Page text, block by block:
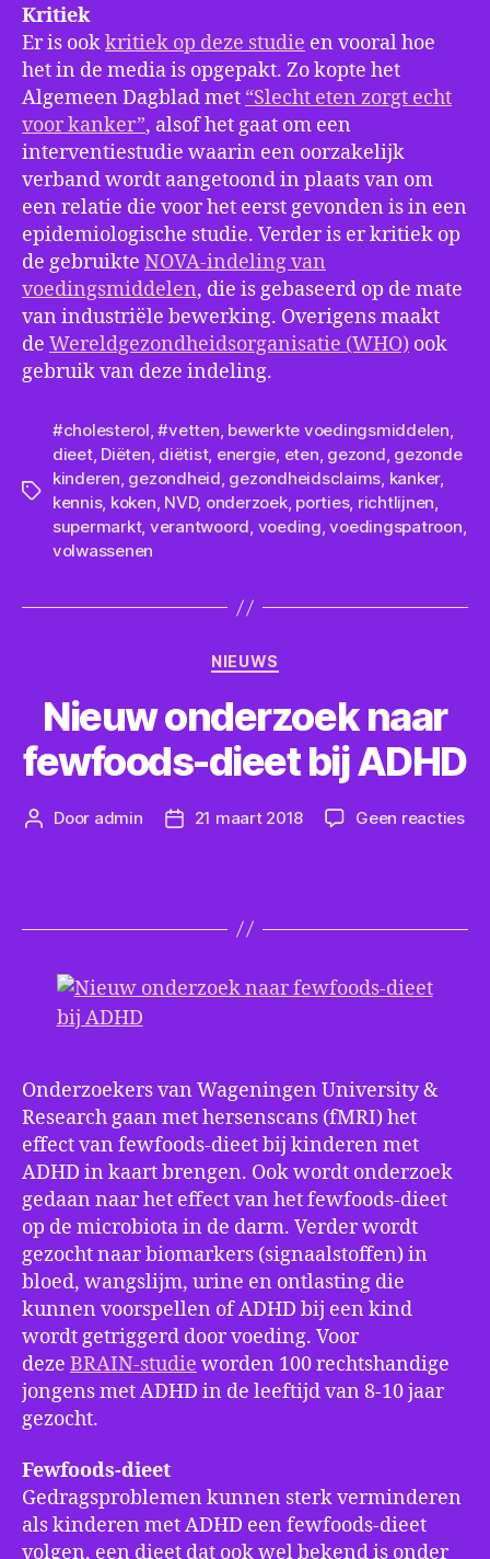
Kritiek
Er is ookkritiek op deze studie en vooral hoe
het in de media is opgepakt. Zo kopte het
Algemeen Dagblad met “Slecht eten zorgt echt
voor kanker”, alsof het gaat om een
interventiestudie waarin een oorzakelijk
verband wordt aangetoond in plaats van om
een relatie die voor het eerst gevonden is in een
epidemiologische studie. Verder is er kritiek op
de gebruikte NOVA-indeling van
voedingsmiddelen, die is gebaseerd op de mate
van industriële bewerking. Overigens maakt
de Wereldgezondheidsorganisatie (WHO) ook
gebruik van deze indeling.
Tags
#cholesterol,#vetten, bewerkte voedingsmiddelen,
dieet, Diëten, diëtist, energie, eten, gezond, gezonde
kinderen, gezondheid, gezondheidsclaims, kanker,
kennis, koken, NVD, onderzoek, porties, richtlijnen,
supermarkt, verantwoord, voeding,voedingspatroon,
volwassenen
Categorieën
NIEUWS
Nieuw onderzoek naar
fewfoods-dieet bij ADHD
Berichtauteur
Door admin Berichtdatum
21 maart 2018 Geen reactiesop
Onderzoekers van Wageningen University &
Research gaan met hersenscans (fMRI) het
effect van fewfoods-dieet bij kinderen met
ADHD in kaart brengen. Ook wordt onderzoek
gedaan naar het effect van het fewfoods-dieet
op de microbiota in de darm. Verder wordt
gezocht naar biomarkers (signaalstoffen) in
bloed, wangslijm, urine en ontlasting die
kunnen voorspellen of ADHD bij een kind
wordt getriggerd door voeding. Voor
deze BRAIN-studie worden 100 rechtshandige
jongens met ADHD in de leeftijd van 8-10 jaar
gezocht.
Fewfoods-dieet
Gedragsproblemen kunnen sterk verminderen
als kinderen met ADHD een fewfoods-dieet
volgen, een dieet dat ook wel bekend is onder